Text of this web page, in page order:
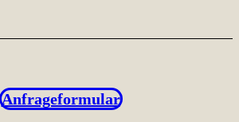
Anfrageformular